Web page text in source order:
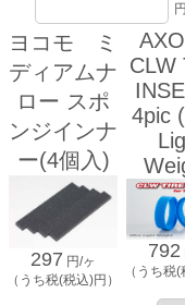
ヨコモ ミ
ディアムナ
ロー スポ
ンジインナ
ー(4個入)
297 円/ヶ
（うち税(税込)円）
CLW
4pic
792
（うち税(